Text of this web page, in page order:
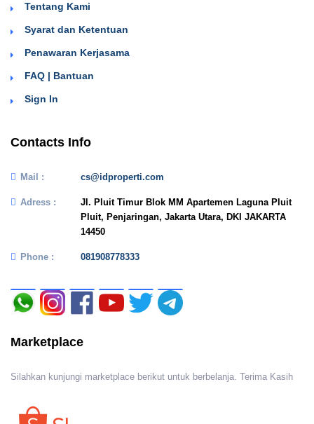
Tentang Kami
Syarat dan Ketentuan
Penawaran Kerjasama
FAQ | Bantuan
Sign In
Contacts Info
Mail : cs@idproperti.com
Adress :
Jl. Pluit Timur Blok MM Apartemen Laguna Pluit
Pluit, Penjaringan, Jakarta Utara, DKI JAKARTA
14450
Phone : 081908778333
Marketplace
Silahkan kunjungi marketplace berikut untuk berbelanja. Terima Kasih